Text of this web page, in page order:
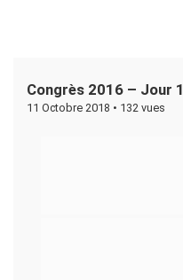
Congrès 2016 – Jour 1
11 Octobre 2018 • 132 vues